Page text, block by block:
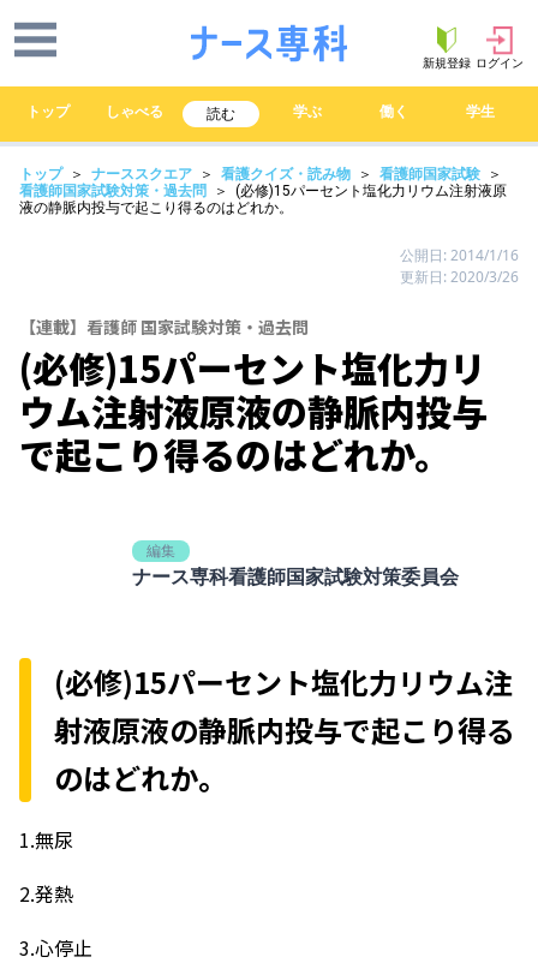
新規登録 ログイン
トップ しゃべる 読む 学ぶ 働く 学生
トップ ＞ ナーススクエア ＞ 看護クイズ・読み物 ＞ 看護師国家試験
＞
看護師国家試験対策・過去問
＞ (必修)15パーセント塩化力リウム注射液原
液の静脈内投与で起こり得るのはどれか。
公開日: 2014/1/16
更新日: 2020/3/26
【連載】看護師 国家試験対策・過去問
(必修)15パーセント塩化力リ
ウム注射液原液の静脈内投与
で起こり得るのはどれか。
編集
ナース専科看護師国家試験対策委員会
(必修)15パーセント塩化力リウム注
射液原液の静脈内投与で起こり得る
のはどれか。
1.無尿
2.発熱
3.心停止